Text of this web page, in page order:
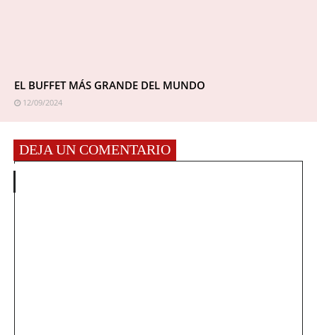
EL BUFFET MÁS GRANDE DEL MUNDO
12/09/2024
DEJA UN COMENTARIO